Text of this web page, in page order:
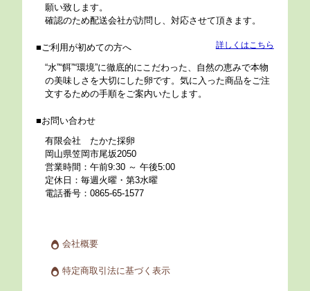
願い致します。
確認のため配送会社が訪問し、対応させて頂きます。
ご利用が初めての方へ 詳しくはこちら
“水”“餌”“環境”に徹底的にこだわった、自然の恵みで本物
の美味しさを大切にした卵です。気に入った商品をご注
文するための手順をご案内いたします。
お問い合わせ
有限会社 たかた採卵
岡山県笠岡市尾坂2050
営業時間：午前9:30 ～ 午後5:00
定休日：毎週火曜・第3水曜
電話番号：0865-65-1577
会社概要
特定商取引法に基づく表示